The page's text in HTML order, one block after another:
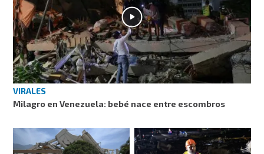
VIRALES
Milagro en Venezuela: bebé nace entre escombros